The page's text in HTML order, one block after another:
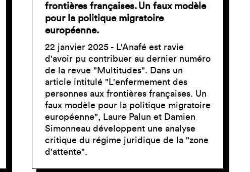
frontières françaises. Un faux modèle
pour la politique migratoire
européenne.
22 janvier 2025 - L'Anafé est ravie
d'avoir pu contribuer au dernier numéro
de la revue "Multitudes". Dans un
article intitulé "L'enfermement des
personnes aux frontières françaises. Un
faux modèle pour la politique migratoire
européenne", Laure Palun et Damien
Simonneau développent une analyse
critique du régime juridique de la "zone
d'attente".